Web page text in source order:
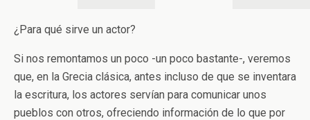
¿Para qué sirve un actor?
Si nos remontamos un poco -un poco bastante-, veremos
que, en la Grecia clásica, antes incluso de que se inventara
la escritura, los actores servían para comunicar unos
pueblos con otros, ofreciendo información de lo que por